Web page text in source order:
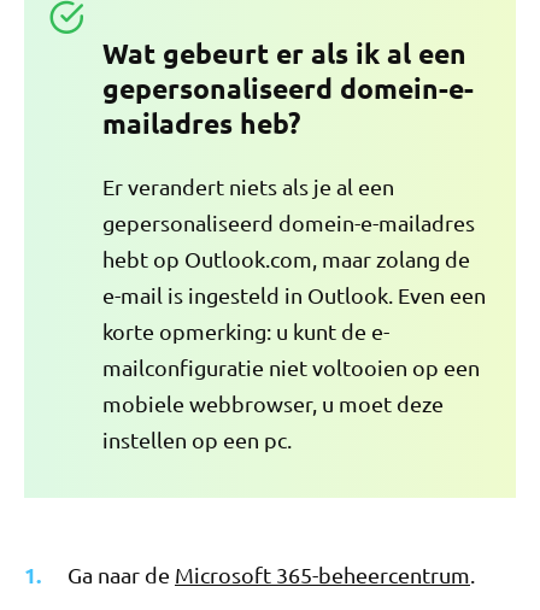
Wat gebeurt er als ik al een
gepersonaliseerd domein-e-
mailadres heb?
Er verandert niets als je al een
gepersonaliseerd domein-e-mailadres
hebt op Outlook.com, maar zolang de
e-mail is ingesteld in Outlook. Even een
korte opmerking: u kunt de e-
mailconfiguratie niet voltooien op een
mobiele webbrowser, u moet deze
instellen op een pc.
Ga naar de Microsoft 365-beheercentrum